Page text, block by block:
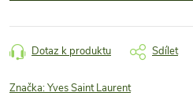
Dotaz k produktu Sdílet
Značka:Yves Saint Laurent